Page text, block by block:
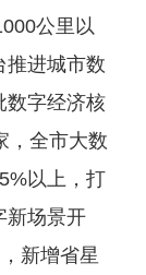
公里以
推进城市数
数字经济核
，全市大数
以上，打
新场景开
新增省星